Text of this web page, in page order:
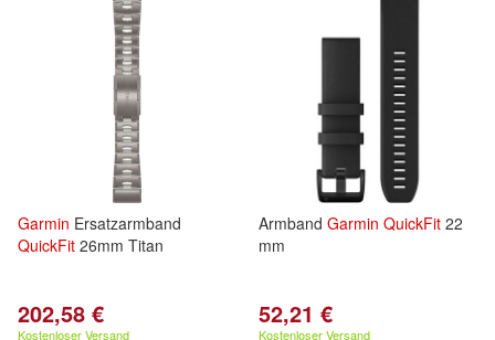
Garmin Ersatzarmband
QuickFit 26mm Titan
202,58 €
Kostenloser Versand
Armband Garmin QuickFit 22
mm
52,21 €
Kostenloser Versand